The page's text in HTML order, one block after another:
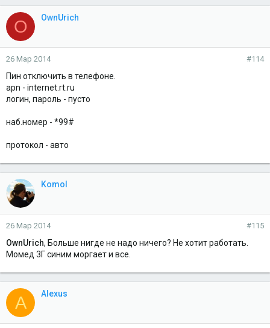
O OwnUrich
26 Мар 2014 #114
Пин отключить в телефоне.
apn - internet.rt.ru
логин, пароль - пусто
наб.номер - *99#
протокол - авто
Komol
26 Мар 2014 #115
OwnUrich, Больше нигде не надо ничего? Не хотит работать.
Момед 3Г синим моргает и все.
A Alexus